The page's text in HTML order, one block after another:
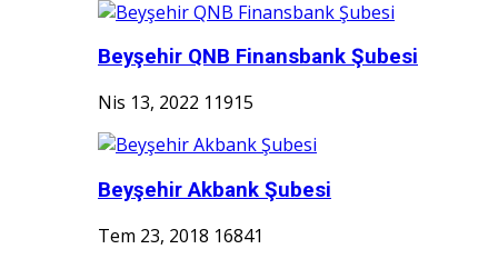
Beyşehir QNB Finansbank Şubesi
Nis 13, 2022 11915
Beyşehir Akbank Şubesi
Tem 23, 2018 16841